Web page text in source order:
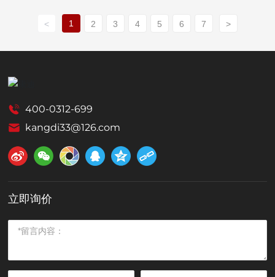
< 1 2 3 4 5 6 7 >
400-0312-699
kangdi33@126.com
立即询价